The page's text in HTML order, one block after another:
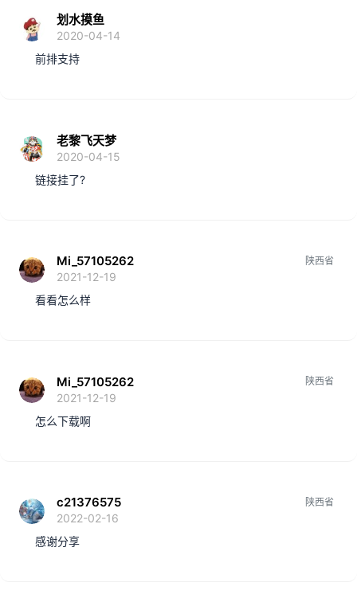
划水摸鱼
2020-04-14
前排支持
老黎飞天梦
2020-04-15
链接挂了?
Mi_57105262
2021-12-19
陕西省
看看怎么样
Mi_57105262
2021-12-19
陕西省
怎么下载啊
c21376575
2022-02-16
陕西省
感谢分享